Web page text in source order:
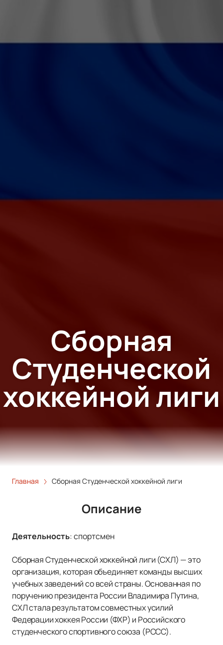
Сборная
Студенческой
хоккейной лиги
Главная Сборная Студенческой хоккейной лиги
Описание
Деятельность:спортсмен
Сборная Студенческой хоккейной лиги (СХЛ) — это
организация, которая объединяет команды высших
учебных заведений со всей страны. Основанная по
поручению президента России Владимира Путина,
СХЛ стала результатом совместных усилий
Федерации хоккея России (ФХР) и Российского
студенческого спортивного союза (РССС).